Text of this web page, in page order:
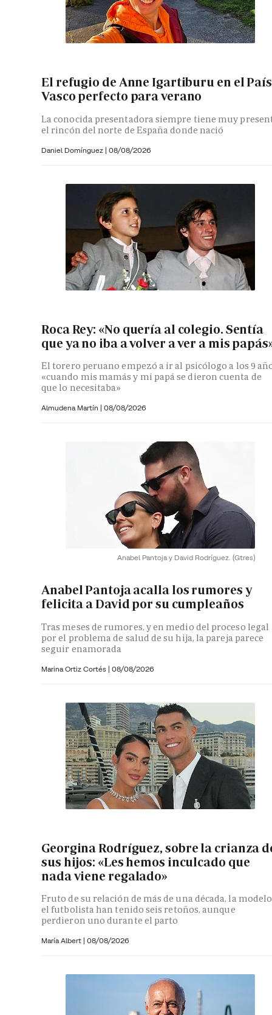
El refugio de Anne Igartiburu en el País
Vasco perfecto para verano
La conocida presentadora siempre tiene muy
el rincón del norte de España donde nació
Daniel Domínguez | 08/08/2026
Roca Rey: «No quería al colegio. Sentía
que ya no iba a volver a ver a mis
El torero peruano empezó a ir al psicólogo a los 9
«cuando mis mamás y mi papá se dieron cuenta de
que lo necesitaba»
Almudena Martín | 08/08/2026
Anabel Pantoja y David Rodríguez. (Gtres)
Anabel Pantoja acalla los rumores y
felicita a David por su cumpleaños
Tras meses de rumores, y en medio del proceso legal
por el problema de salud de su hija, la pareja parece
seguir enamorada
Marina Ortiz Cortés | 08/08/2026
Georgina Rodríguez, sobre la crianza
sus hijos: «Les hemos inculcado que
nada viene regalado»
Fruto de su relación de más de una década, la
el futbolista han tenido seis retoños, aunque
perdieron uno durante el parto
María Albert | 08/08/2026